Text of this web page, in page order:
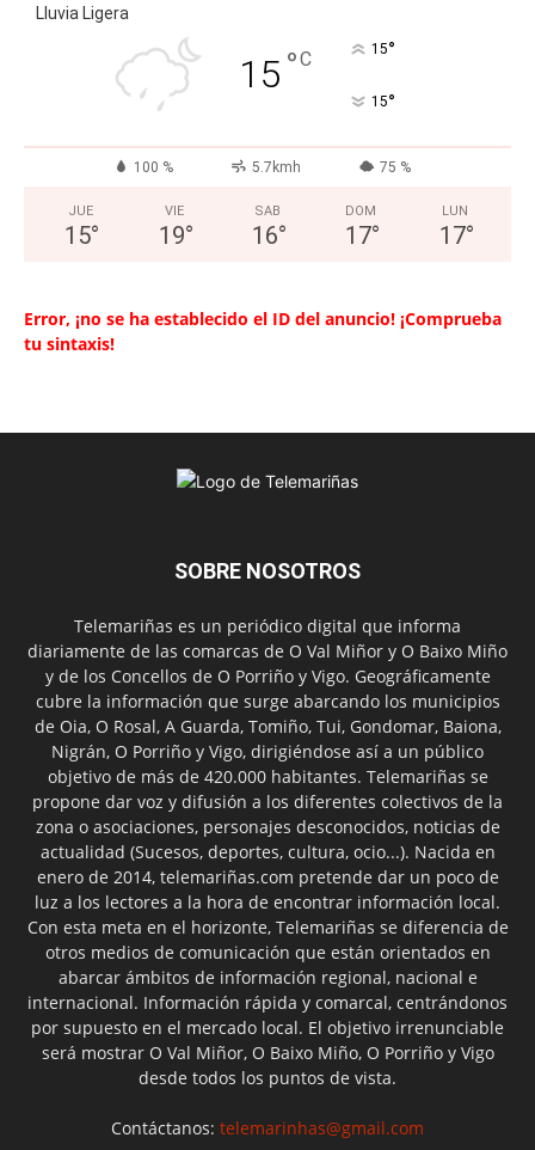
Lluvia Ligera
15 °C 15°
15°
100 % 5.7kmh 75 %
JUE
15°
VIE
19°
SAB
16°
DOM
17°
LUN
17°
Error, ¡no se ha establecido el ID del anuncio! ¡Comprueba
tu sintaxis!
SOBRE NOSOTROS
Telemariñas es un periódico digital que informa
diariamente de las comarcas de O Val Miñor y O Baixo Miño
y de los Concellos de O Porriño y Vigo. Geográficamente
cubre la información que surge abarcando los municipios
de Oia, O Rosal, A Guarda, Tomiño, Tui, Gondomar, Baiona,
Nigrán, O Porriño y Vigo, dirigiéndose así a un público
objetivo de más de 420.000 habitantes. Telemariñas se
propone dar voz y difusión a los diferentes colectivos de la
zona o asociaciones, personajes desconocidos, noticias de
actualidad (Sucesos, deportes, cultura, ocio...). Nacida en
enero de 2014, telemariñas.com pretende dar un poco de
luz a los lectores a la hora de encontrar información local.
Con esta meta en el horizonte, Telemariñas se diferencia de
otros medios de comunicación que están orientados en
abarcar ámbitos de información regional, nacional e
internacional. Información rápida y comarcal, centrándonos
por supuesto en el mercado local. El objetivo irrenunciable
será mostrar O Val Miñor, O Baixo Miño, O Porriño y Vigo
desde todos los puntos de vista.
Contáctanos: telemarinhas@gmail.com